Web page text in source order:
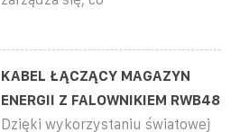
KABEL ŁĄCZĄCY MAGAZYN
ENERGII Z FALOWNIKIEM RWB48
Dzięki wykorzystaniu światowej